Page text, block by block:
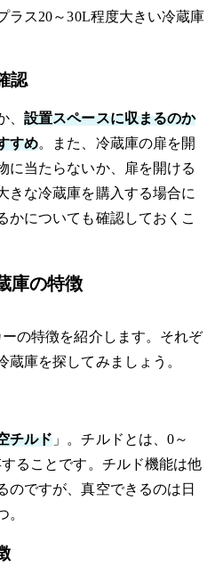
ラス20～30L程度大きい冷蔵庫
認
、設置スペースに収まるのか
すめ。また、冷蔵庫の扉を開
に当たらないか、扉を開ける
きな冷蔵庫を購入する場合に
かについても確認しておくこ
庫の特徴
の特徴を紹介します。それぞ
庫を探してみましょう。
チルド 」。チルドとは、0～
ることです。チルド機能は他
のですが、真空できるのは日
。